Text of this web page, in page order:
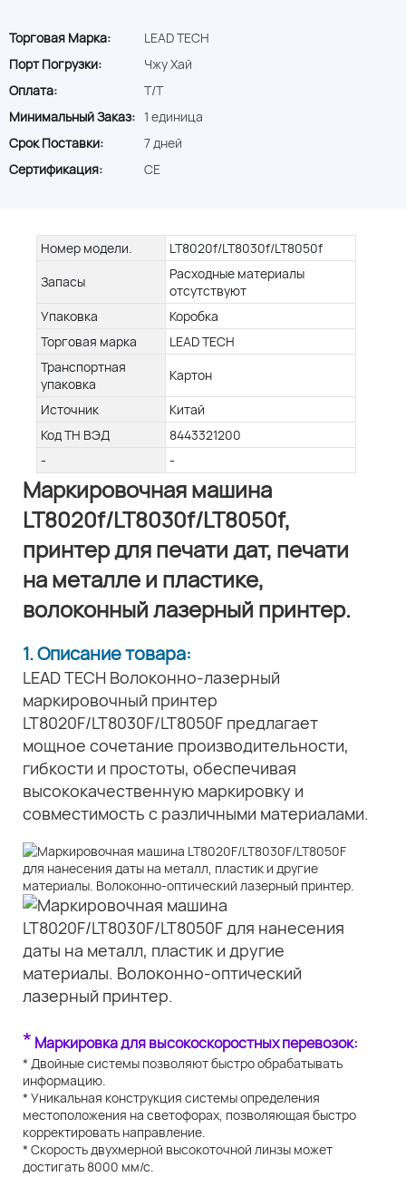
Торговая Марка:
LEAD TECH
Порт Погрузки:
Чжу Хай
Оплата:
T/T
Минимальный Заказ: 1 единица
Срок Поставки:
7 дней
Сертификация:
CE
Номер модели.
LT8020f/LT8030f/LT8050f
Запасы
Расходные материалы
отсутствуют
Упаковка
Коробка
Торговая марка
LEAD TECH
Транспортная
упаковка
Картон
Источник
Китай
Код ТН ВЭД
8443321200
-
-
Маркировочная машина
LT8020f/LT8030f/LT8050f,
принтер для печати дат, печати
на металле и пластике,
волоконный лазерный принтер.
1. Описание товара:
LEAD TECH Волоконно-лазерный
маркировочный принтер
LT8020F/LT8030F/LT8050F предлагает
мощное сочетание производительности,
гибкости и простоты, обеспечивая
высококачественную маркировку и
совместимость с различными материалами.
* Маркировка для высокоскоростных перевозок:
* Двойные системы позволяют быстро обрабатывать
информацию.
* Уникальная конструкция системы определения
местоположения на светофорах, позволяющая быстро
корректировать направление.
* Скорость двухмерной высокоточной линзы может
достигать 8000 мм/с.